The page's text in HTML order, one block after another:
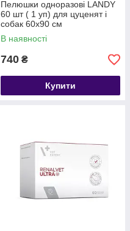
Пелюшки одноразові LANDY
60 шт ( 1 уп) для цуценят і
собак 60х90 см
В наявності
740 ₴
Купити